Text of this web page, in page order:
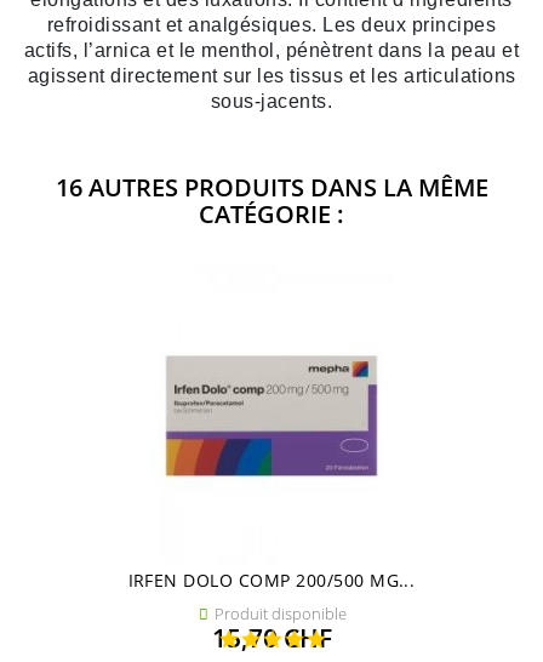
refroidissant et analgésiques. Les deux principes
actifs, l’arnica et le menthol, pénètrent dans la peau et
agissent directement sur les tissus et les articulations
sous-jacents.
16 AUTRES PRODUITS DANS LA MÊME
CATÉGORIE :
IRFEN DOLO COMP 200/500 MG...
 Produit disponible
Prix
15,70 CHF